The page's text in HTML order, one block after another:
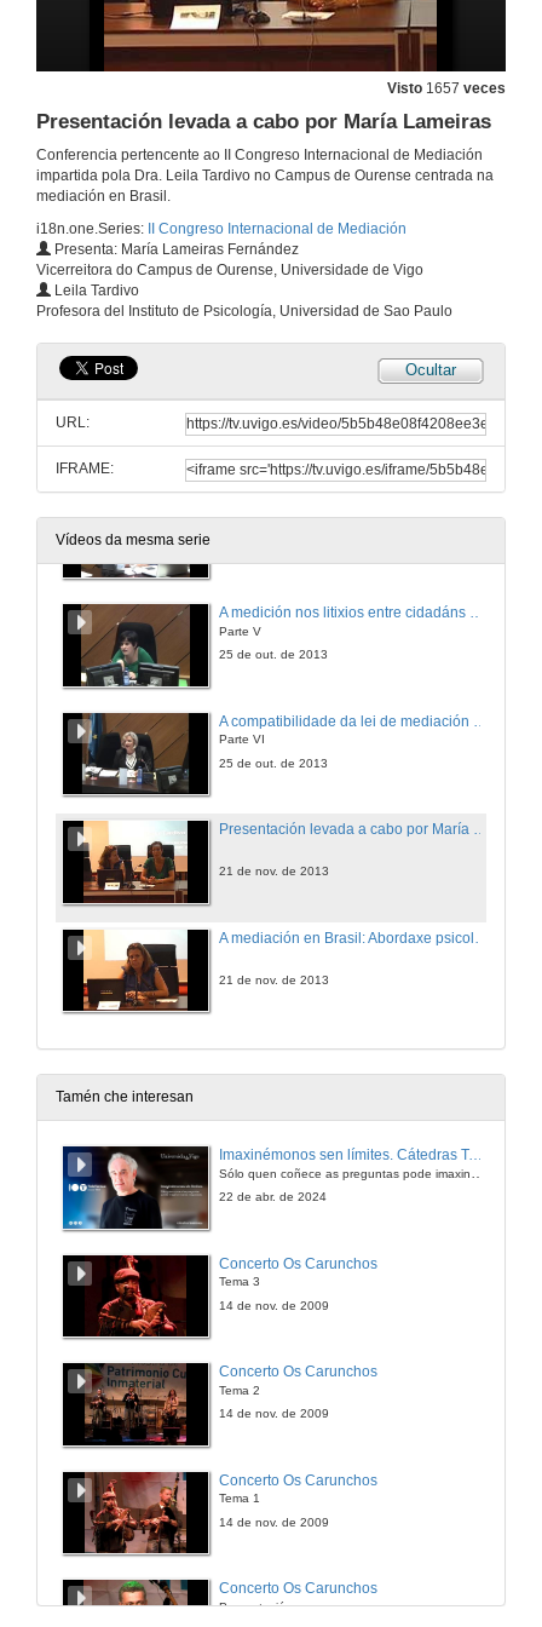
Visto 1657 veces
Presentación levada a cabo por María Lameiras
Conferencia pertencente ao II Congreso Internacional de Mediación
impartida pola Dra. Leila Tardivo no Campus de Ourense centrada na
mediación en Brasil.
i18n.one.Series:
II Congreso Internacional de Mediación
Presenta: María Lameiras Fernández
Vicerreitora do Campus de Ourense, Universidade de Vigo
Leila Tardivo
Profesora del Instituto de Psicología, Universidad de Sao Paulo
Ocultar
URL:
IFRAME:
Vídeos da mesma serie
25 de out. de 2013
Principios reitores e límites da figura do mediador/a
25 de out. de 2013
Mediación e violencia. Implicacións éticas na intervención
25 de out. de 2013
Parte II
Parte III
25 de out. de 2013
A medición nos litixios entre cidadáns e administracións públicas
Parte V
25 de out. de 2013
Parte VI
25 de out. de 2013
Presentación levada a cabo por María Lameiras
21 de nov. de 2013
21 de nov. de 2013
Tamén che interesan
Imaxinémonos sen límites. Cátedras Telefónica
22 de abr. de 2024
Concerto Os Carunchos
Tema 3
14 de nov. de 2009
Concerto Os Carunchos
Tema 2
14 de nov. de 2009
Concerto Os Carunchos
Tema 1
14 de nov. de 2009
Concerto Os Carunchos
Presentación